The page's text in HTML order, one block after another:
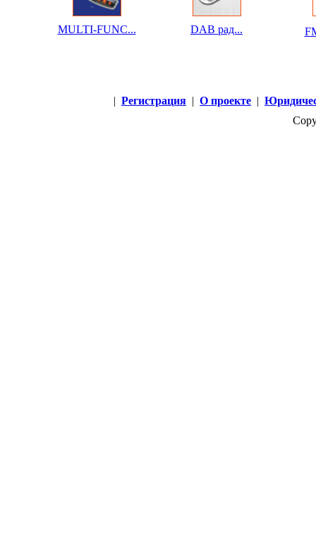
MULTI-FUNC... DAB рад...
| Регистрация | О проекте |